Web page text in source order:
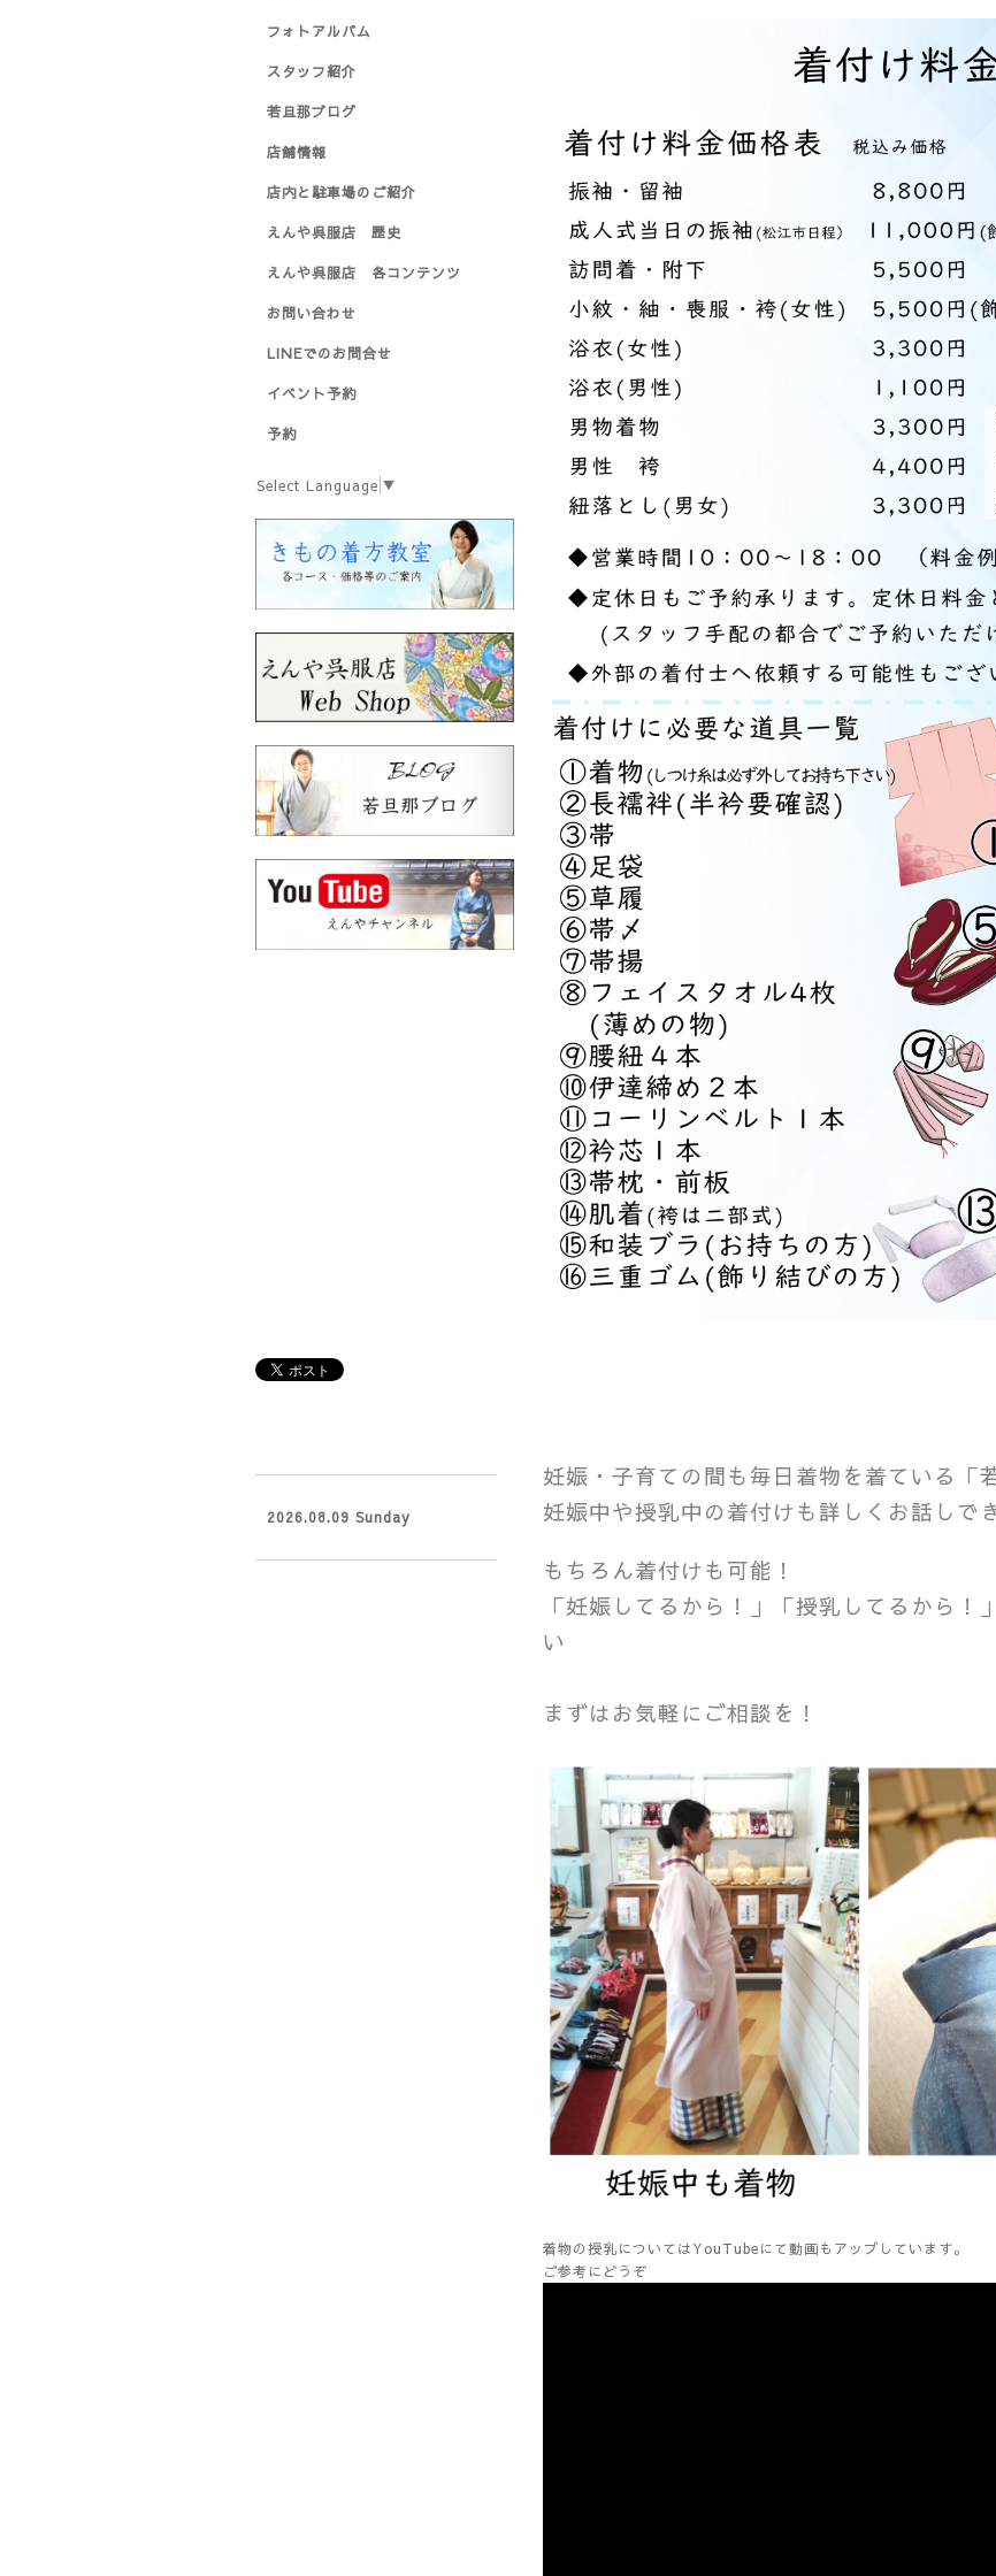
妊娠・子育ての間も毎日着物を着ている「
妊娠中や授乳中の着付けも詳しくお話しで
もちろん着付けも可能！
「妊娠してるから！」「授乳してるから！
い
まずはお気軽にご相談を！
着物の授乳についてはYouTubeにて動画もアップしています。
ご参考にどうぞ
フォトアルバム
スタッフ紹介
若旦那ブログ
店舗情報
店内と駐車場のご紹介
えんや呉服店 歴史
えんや呉服店 各コンテンツ
お問い合わせ
LINEでのお問合せ
イベント予約
予約
Select Language ▼
2026.08.09 Sunday